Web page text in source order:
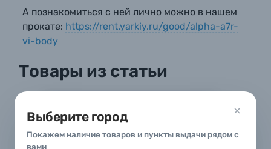
Выберите город
Покажем наличие товаров и пункты выдачи рядом с
вами
А познакомиться с ней лично можно в нашем
прокате: https://rent.yarkiy.ru/good/alpha-a7r-
vi-body
Товары из статьи
Телефон